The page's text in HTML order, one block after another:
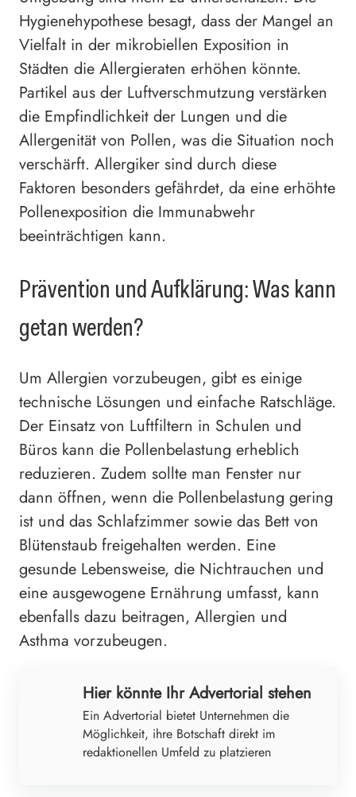
Hygienehypothese besagt, dass der Mangel an
Vielfalt in der mikrobiellen Exposition in
Städten die Allergieraten erhöhen könnte.
Partikel aus der Luftverschmutzung verstärken
die Empfindlichkeit der Lungen und die
Allergenität von Pollen, was die Situation noch
verschärft. Allergiker sind durch diese
Faktoren besonders gefährdet, da eine erhöhte
Pollenexposition die Immunabwehr
beeinträchtigen kann.
Prävention und Aufklärung: Was kann
getan werden?
Um Allergien vorzubeugen, gibt es einige
technische Lösungen und einfache Ratschläge.
Der Einsatz von Luftfiltern in Schulen und
Büros kann die Pollenbelastung erheblich
reduzieren. Zudem sollte man Fenster nur
dann öffnen, wenn die Pollenbelastung gering
ist und das Schlafzimmer sowie das Bett von
Blütenstaub freigehalten werden. Eine
gesunde Lebensweise, die Nichtrauchen und
eine ausgewogene Ernährung umfasst, kann
ebenfalls dazu beitragen, Allergien und
Asthma vorzubeugen.
Hier könnte Ihr Advertorial stehen
Ein Advertorial bietet Unternehmen die
Möglichkeit, ihre Botschaft direkt im
redaktionellen Umfeld zu platzieren